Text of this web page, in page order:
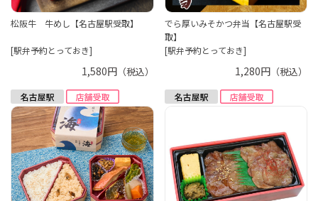
松阪牛 牛めし【名古屋駅受取】
[駅弁予約とっておき]
1,580円（税込）
でら厚いみそかつ弁当【名古屋駅受
取】
[駅弁予約とっておき]
1,280円 （税込）